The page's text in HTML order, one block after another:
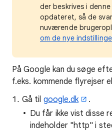
der beskrives i
opdateret, så de
nuværende
om de nye
På Google kan du søge
f.eks. kommende flyrejser
Gå til google.dk
.
Du får ikke vist disse
indeholder "http" i